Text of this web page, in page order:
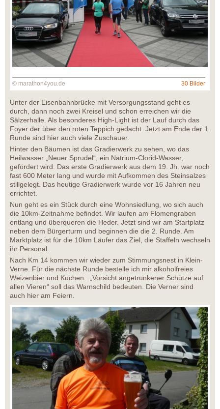
© marathon4you.de 30 Bilder
Unter der Eisenbahnbrücke mit Versorgungsstand geht es
durch, dann noch zwei Kreisel und schon erreichen wir die
Sälzerhalle. Als besonderes High-Light ist der Lauf durch das
Foyer der über den roten Teppich gedacht. Jetzt am Ende der 1.
Runde sind hier auch viele Zuschauer.
Hinter den Bäumen ist das Gradierwerk zu sehen, wo das
Heilwasser „Neuer Sprudel“, ein Natrium-Clorid-Wasser,
gefördert wird. Das erste Gradierwerk aus dem 19. Jh. war noch
fast 600 Meter lang und wurde mit Aufkommen des Steinsalzes
stillgelegt. Das heutige Gradierwerk wurde vor 16 Jahren neu
errichtet.
Nun geht es ein Stück durch eine Wohnsiedlung, wo sich auch
die 10km-Zeitnahme befindet. Wir laufen am Flomengraben
entlang und überqueren die Heder. Jetzt sind wir am Startplatz
neben dem Bürgerturm und beginnen die die 2. Runde. Am
Marktplatz ist für die 10km Läufer das Ziel, die Staffeln wechseln
ihr Personal.
Nach Km 14 kommen wir wieder zum Stimmungsnest in Klein-
Verne. Für die nächste Runde bestelle ich mir alkoholfreies
Weizenbier und Kuchen. „Vorsicht angetrunkener Schütze auf
allen Vieren“ soll das Warnschild bedeuten. Die Verner sind
auch hier am Feiern.